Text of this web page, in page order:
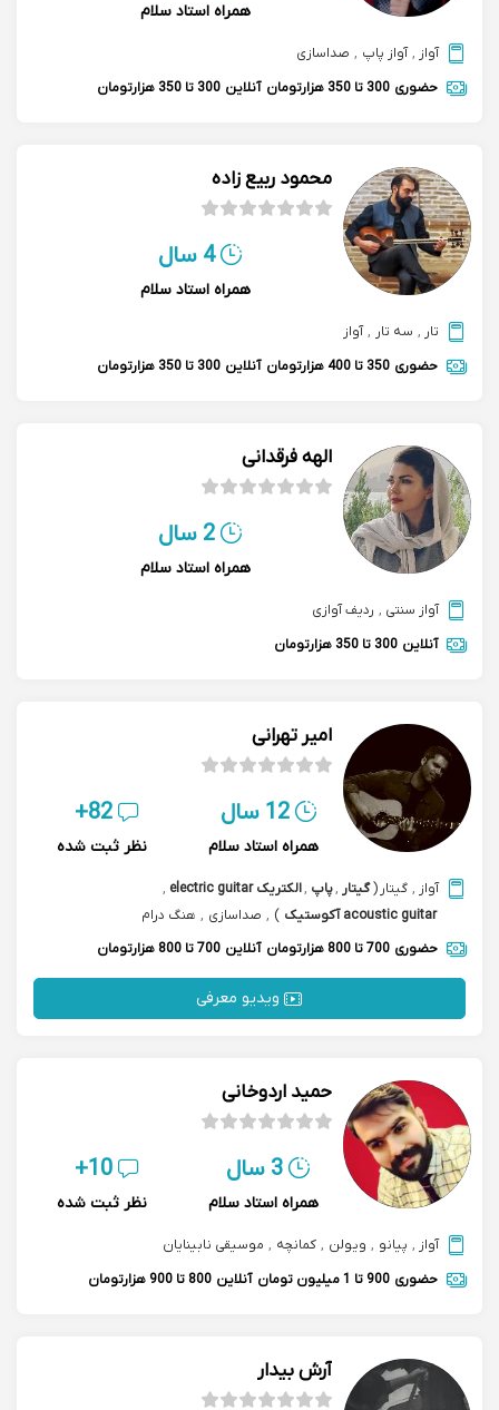
همراه استاد سلام
آواز , آواز پاپ , صداسازی
حضوری 300 تا 350 هزارتومان آنلاین 300 تا 350 هزارتومان
محمود ربیع زاده
4 سال
همراه استاد سلام
تار , سه تار , آواز
حضوری 350 تا 400 هزارتومان آنلاین 300 تا 350 هزارتومان
الهه فرقدانی
2 سال
همراه استاد سلام
آواز سنتی , ردیف آوازی
آنلاین 300 تا 350 هزارتومان
امیر تهرانی
12 سال
همراه استاد سلام
82+
نظر ثبت شده
آواز , گیتار (گیتار ,پاپ ,الکتریک electric guitar
,
acoustic guitar آکوستیک
)
, صداسازی , هنگ درام
حضوری 700 تا 800 هزارتومان آنلاین 700 تا 800 هزارتومان
ویدیو معرفی
حمید اردوخانی
3 سال
همراه استاد سلام
10+
نظر ثبت شده
آواز , پیانو , ویولن , کمانچه , موسیقی نابینایان
حضوری 900 تا 1 میلیون تومان آنلاین 800 تا 900 هزارتومان
آرش بیدار